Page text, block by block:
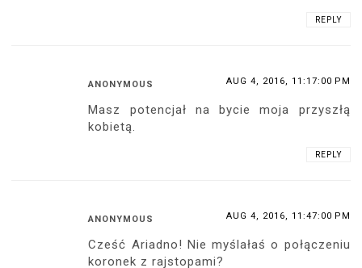
REPLY
ANONYMOUS AUG 4, 2016, 11:17:00 PM
Masz potencjał na bycie moja przyszłą
kobietą.
REPLY
ANONYMOUS AUG 4, 2016, 11:47:00 PM
Cześć Ariadno! Nie myślałaś o połączeniu
koronek z rajstopami?